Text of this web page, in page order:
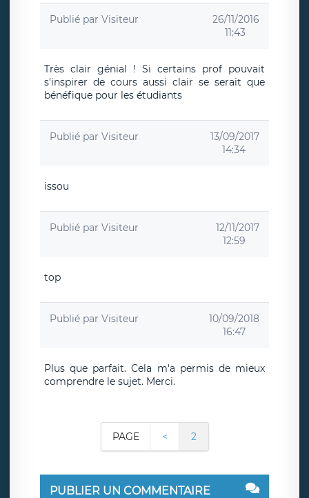
Publié par Visiteur
26/11/2016
11:43
Très clair génial ! Si certains prof pouvait
s'inspirer de cours aussi clair se serait que
bénéfique pour les étudiants
Publié par Visiteur
13/09/2017
14:34
issou
Publié par Visiteur
12/11/2017
12:59
top
Publié par Visiteur
10/09/2018
16:47
Plus que parfait. Cela m'a permis de mieux
comprendre le sujet. Merci.
PAGE < 2
PUBLIER UN COMMENTAIRE